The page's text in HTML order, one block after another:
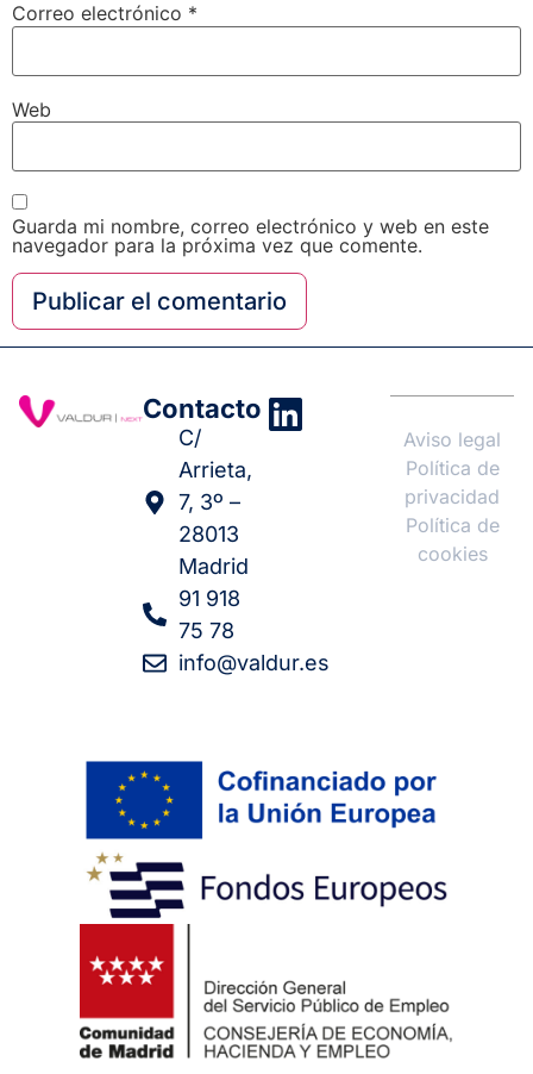
Correo electrónico *
Web
Guarda mi nombre, correo electrónico y web en este
navegador para la próxima vez que comente.
Contacto
C/
Arrieta,
7, 3º –
28013
Madrid
91 918
75 78
info@valdur.es
Aviso legal
Política de
privacidad
Política de
cookies